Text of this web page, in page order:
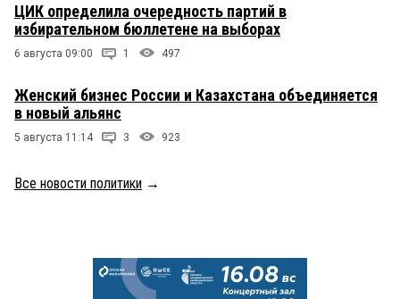
ЦИК определила очередность партий в
избирательном бюллетене на выборах
6 августа 09:00 1 497
Женский бизнес России и Казахстана объединяется
в новый альянс
5 августа 11:14 3 923
Все новости политики →